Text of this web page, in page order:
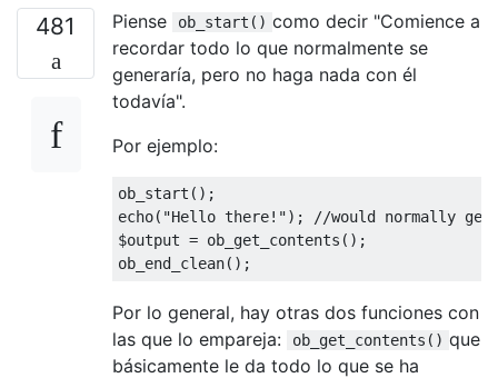
481 Piense ob_start() como decir "Comience a
recordar todo lo que normalmente se
generaría, pero no haga nada con él
todavía".
Por ejemplo:
ob_start ();
echo( "Hello there!");
//would normally
$output = ob_get_contents ();
ob_end_clean();
Por lo general, hay otras dos funciones con
las que lo empareja:
ob_get_contents() que
básicamente le da todo lo que se ha